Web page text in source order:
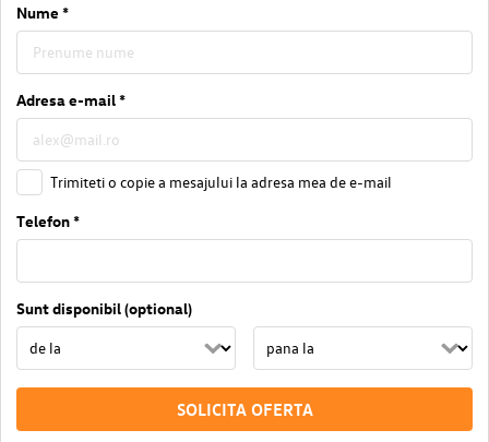
Nume *
Adresa e-mail *
Trimiteti o copie a mesajului la adresa mea de e-mail
Telefon *
Sunt disponibil (optional)
SOLICITA OFERTA